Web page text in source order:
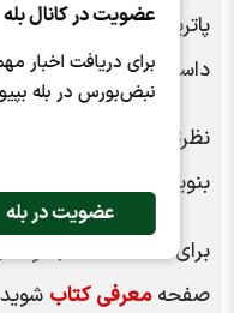
عضویت در کانال بله
برای دریافت اخبار
نبض‌بورس در بله
عضویت در بله
پاتریک لنچونی، به
داستان و آموزه‌ها نوشته
نظرتان درباره این
بنویسید تا دیگران هم از
برای مشاهده
صفحهمعرفی کتاب